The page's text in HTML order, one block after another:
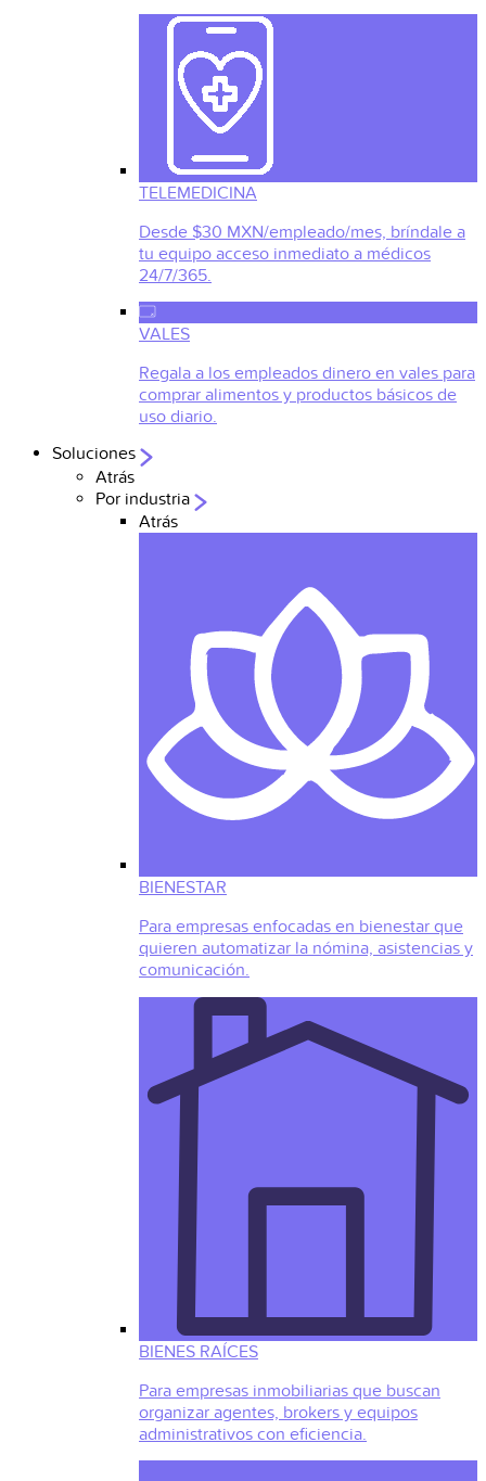
TELEMEDICINA
Desde $30 MXN/empleado/mes, bríndale a
tu equipo acceso inmediato a médicos
24/7/365.
VALES
Regala a los empleados dinero en vales para
comprar alimentos y productos básicos de
uso diario.
Soluciones
Atrás
Por industria
Atrás
BIENESTAR
Para empresas enfocadas en bienestar que
quieren automatizar la nómina, asistencias y
comunicación.
BIENES RAÍCES
Para empresas inmobiliarias que buscan
organizar agentes, brokers y equipos
administrativos con eficiencia.